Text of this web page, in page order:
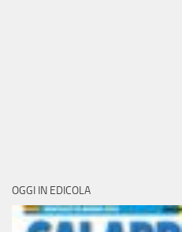
OGGI IN EDICOLA